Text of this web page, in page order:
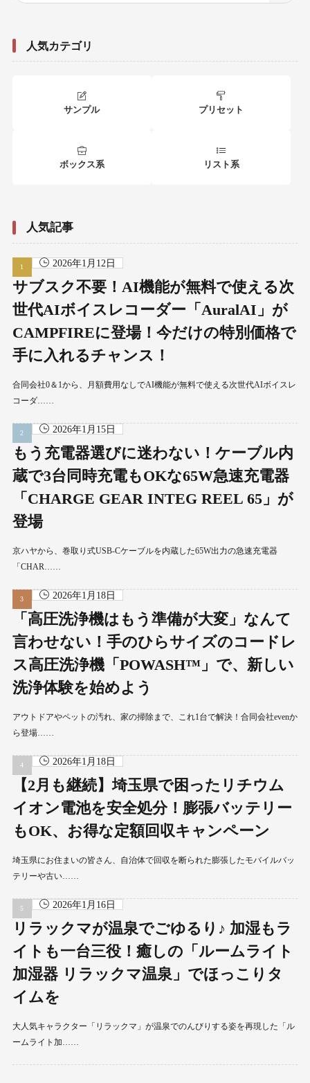
人気カテゴリ
サンプル プリセット
ボックス系 リスト系
人気記事
2026年1月12日
サブスク不要！AI機能が無料で使える次
世代AIボイスレコーダー「AuralAI」が
CAMPFIREに登場！今だけの特別価格で
手に入れるチャンス！
合同会社0＆1から、月額費用なしでAI機能が無料で使える次世代AIボイスレ
コーダ……
2026年1月15日
もう充電器選びに迷わない！ケーブル内
蔵で3台同時充電もOKな65W急速充電器
「CHARGE GEAR INTEG REEL 65」が
登場
京ハヤから、巻取り式USB-Cケーブルを内蔵した65W出力の急速充電器
「CHAR……
2026年1月18日
「高圧洗浄機はもう準備が大変」なんて
言わせない！手のひらサイズのコードレ
ス高圧洗浄機「POWASH™」で、新しい
洗浄体験を始めよう
アウトドアやペットの汚れ、家の掃除まで、これ1台で解決！合同会社evenか
ら登場……
2026年1月18日
【2月も継続】埼玉県で困ったリチウム
イオン電池を安全処分！膨張バッテリー
もOK、お得な定額回収キャンペーン
埼玉県にお住まいの皆さん、自治体で回収を断られた膨張したモバイルバッ
テリーや古い……
2026年1月16日
リラックマが温泉でごゆるり♪ 加湿もラ
イトも一台三役！癒しの「ルームライト
加湿器 リラックマ温泉」でほっこりタ
イムを
大人気キャラクター「リラックマ」が温泉でのんびりする姿を再現した「ル
ームライト加……